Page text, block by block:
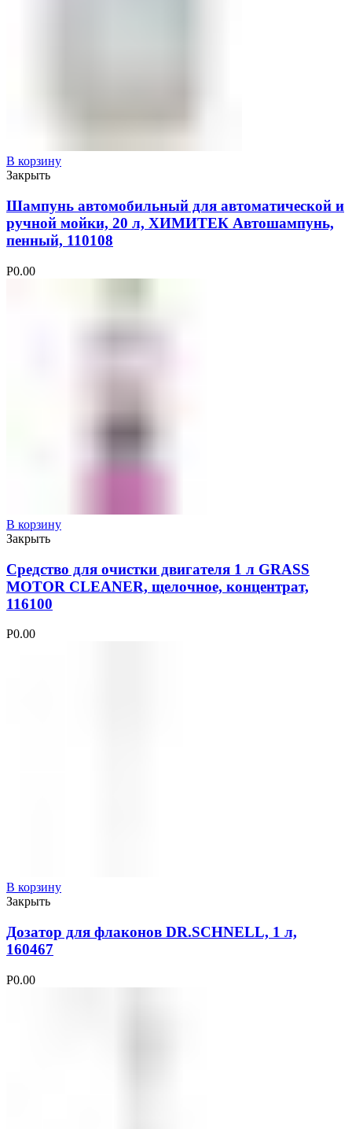
В корзину
Закрыть
Шампунь автомобильный для автоматической и
ручной мойки, 20 л, ХИМИТЕК Автошампунь,
пенный, 110108
Р0.00
В корзину
Закрыть
Средство для очистки двигателя 1 л GRASS
MOTOR CLEANER, щелочное, концентрат,
116100
Р0.00
В корзину
Закрыть
Дозатор для флаконов DR.SCHNELL, 1 л,
160467
Р0.00